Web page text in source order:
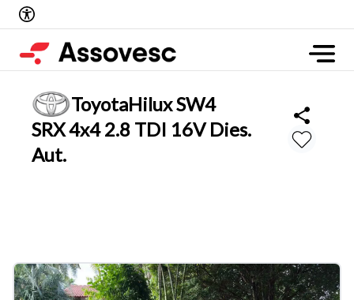
ToyotaHilux SW4
SRX 4x4 2.8 TDI 16V Dies.
Aut.